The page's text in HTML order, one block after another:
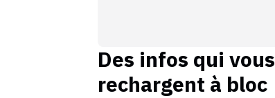
Des infos qui vous
rechargent à bloc